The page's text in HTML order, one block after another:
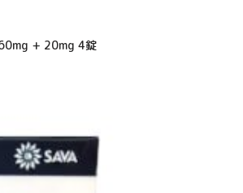
+ 20mg 4錠